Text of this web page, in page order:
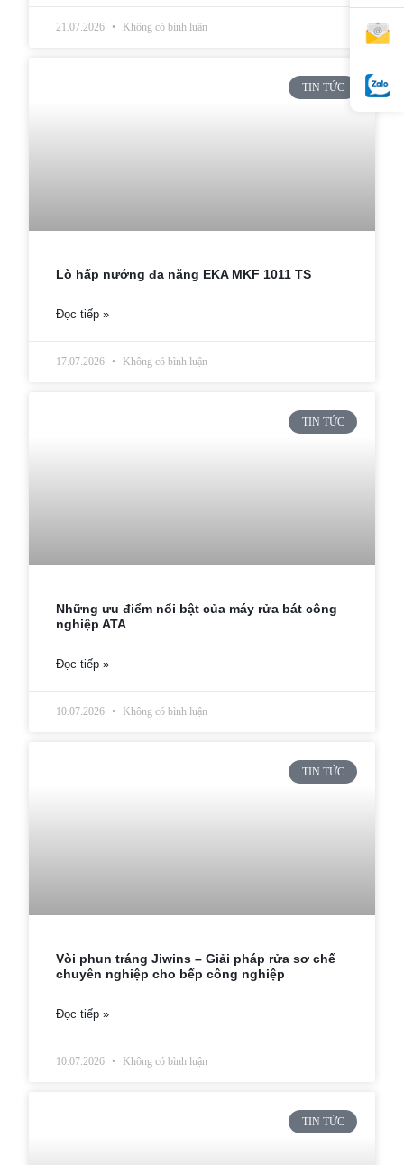
21.07.2026 Không có bình luận
TIN TỨC
Lò hấp nướng đa năng EKA MKF 1011 TS
Đọc tiếp »
17.07.2026 Không có bình luận
TIN TỨC
Những ưu điểm nổi bật của máy rửa bát công
nghiệp ATA
Đọc tiếp »
10.07.2026 Không có bình luận
TIN TỨC
Vòi phun tráng Jiwins – Giải pháp rửa sơ chế
chuyên nghiệp cho bếp công nghiệp
Đọc tiếp »
10.07.2026 Không có bình luận
TIN TỨC